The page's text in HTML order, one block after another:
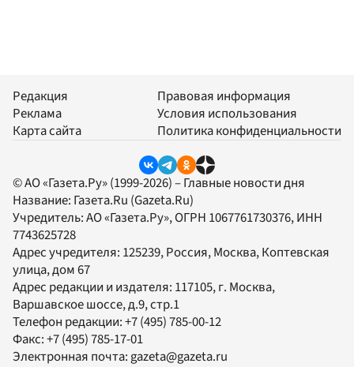
Редакция
Реклама
Карта сайта
Правовая информация
Условия использования
Политика конфиденциальности
© АО «Газета.Ру» (1999-2026) – Главные новости дня
Название: Газета.Ru (Gazeta.Ru)
Учредитель:АО «Газета.Ру», ОГРН 1067761730376, ИНН
7743625728
Адрес учредителя: 125239, Россия, Москва, Коптевская
улица, дом 67
Адрес редакции и издателя: 117105, г. Москва,
Варшавское шоссе, д.9, стр.1
Телефон редакции:+7 (495) 785-00-12
Факс:+7 (495) 785-17-01
Электронная почта:gazeta@gazeta.ru